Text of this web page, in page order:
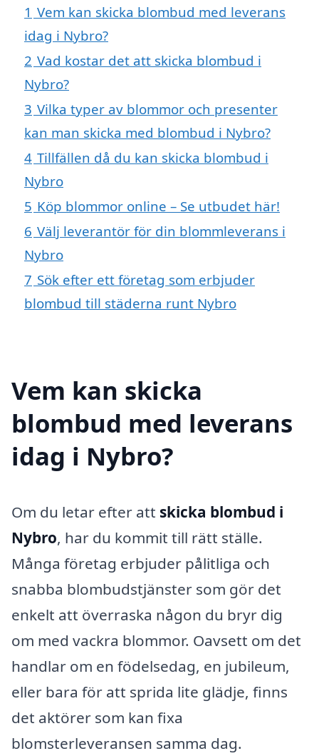
1 Vem kan skicka blombud med leverans
idag i Nybro?
2 Vad kostar det att skicka blombud i
Nybro?
3 Vilka typer av blommor och presenter
kan man skicka med blombud i Nybro?
4 Tillfällen då du kan skicka blombud i
Nybro
5 Köp blommor online – Se utbudet här!
6 Välj leverantör för din blommleverans i
Nybro
7 Sök efter ett företag som erbjuder
blombud till städerna runt Nybro
Vem kan skicka
blombud med leverans
idag i Nybro?
Om du letar efter att skicka blombud i
Nybro, har du kommit till rätt ställe.
Många företag erbjuder pålitliga och
snabba blombudstjänster som gör det
enkelt att överraska någon du bryr dig
om med vackra blommor. Oavsett om det
handlar om en födelsedag, en jubileum,
eller bara för att sprida lite glädje, finns
det aktörer som kan fixa
blomsterleveransen samma dag.